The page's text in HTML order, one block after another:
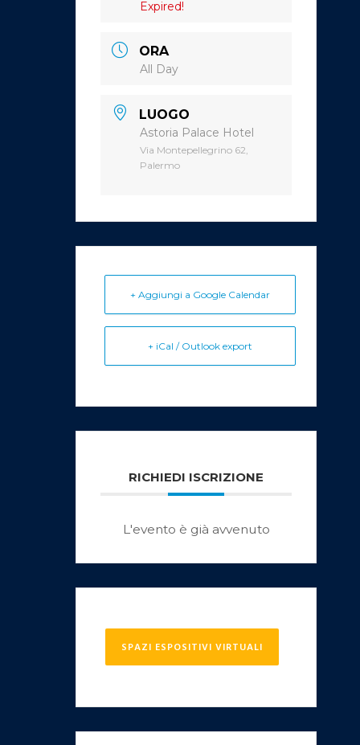
Expired!
ORA
All Day
LUOGO
Astoria Palace Hotel
Via Montepellegrino 62,
Palermo
+ Aggiungi a Google Calendar
+ iCal / Outlook export
RICHIEDI ISCRIZIONE
L'evento è già avvenuto
SPAZI ESPOSITIVI VIRTUALI